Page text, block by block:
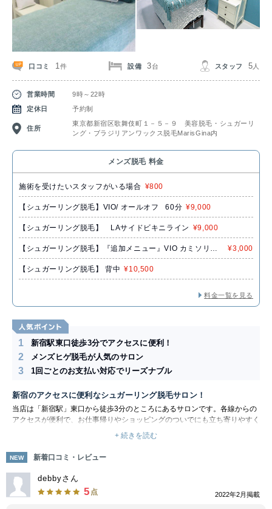
口コミ 1件 設備 3台 スタッフ 5 人
営業時間
9時～22時
定休日
予約制
住所
東京都新宿区歌舞伎町１－５－９ 美容脱毛・シュガーリ
ング・ブラジリアンワックス脱毛MarisGina内
メンズ脱毛 料金
施術を受けたいスタッフがいる場合 ¥800
【シュガーリング脱毛】VIO/ オールオフ 60分 ¥9,000
【シュガーリング脱毛】 LAサイドビキニライン ¥9,000
【シュガーリング脱毛】『追加メニュー』VIO カミソリ後
2mm以下
¥3,000
【シュガーリング脱毛】 背中 ¥10,500
料金一覧を見る
1 新宿駅東口徒歩3分でアクセスに便利！
2 メンズヒゲ脱毛が人気のサロン
3 1回ごとのお支払い対応でリーズナブル
新宿のアクセスに便利なシュガーリング脱毛サロン！
当店は「新宿駅」東口から徒歩3分のところにあるサロンです。各線からの
アクセスが便利で、お仕事帰りやショッピングのついでにも立ち寄りやすく
なっています。夜22時まで営業しているので、ぜひお気軽にお越しくださ
砂糖、水、レモンを使ったシュガーリング脱毛は、お肌に優しいのが特徴で
す。1週間おきに脱毛でき、徐々にお手入れの手間を省けます。男性特有の
濃いヒゲや太い毛にもばっちり対応！カミソリやピンセットでの除毛から卒
業しましょう。
脱毛メニューは、1回ごとの都度払いに対応しています。高額なコース契約
+ 続きを読む
NEW 新着口コミ・レビュー
debbyさん
5 点 2022年2月掲載